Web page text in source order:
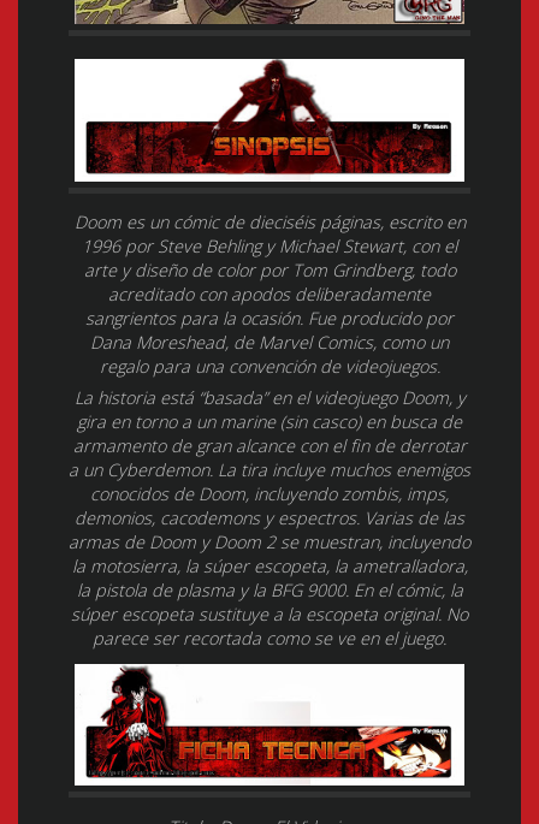
Doom es un cómic de dieciséis páginas, escrito en
1996 por Steve Behling y Michael Stewart, con el
arte y diseño de color por Tom Grindberg, todo
acreditado con apodos deliberadamente
sangrientos para la ocasión. Fue producido por
Dana Moreshead, de Marvel Comics, como un
regalo para una convención de videojuegos.
La historia está “basada” en el videojuego Doom, y
gira en torno a un marine (sin casco) en busca de
armamento de gran alcance con el fin de derrotar
a un Cyberdemon. La tira incluye muchos enemigos
conocidos de Doom, incluyendo zombis, imps,
demonios, cacodemons y espectros. Varias de las
armas de Doom y Doom 2 se muestran, incluyendo
la motosierra, la súper escopeta, la ametralladora,
la pistola de plasma y la BFG 9000. En el cómic, la
súper escopeta sustituye a la escopeta original. No
parece ser recortada como se ve en el juego.